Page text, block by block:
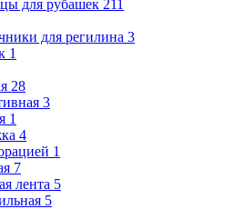
для рубашек 211
для регилина 3
1
28
3
1
4
1
7
лента 5
5